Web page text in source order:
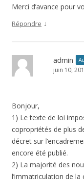
Merci d’avance pour
Répondre ↓
admin
juin 10,
Bonjour,
1) Le texte de loi
copropriétés de plus
décret sur
encore été publié.
2) La majorité des
l’immatriculation de